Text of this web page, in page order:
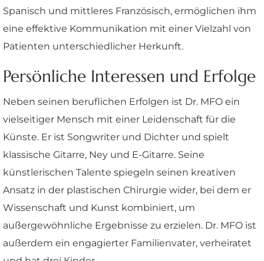
Spanisch und mittleres Französisch, ermöglichen ihm
eine effektive Kommunikation mit einer Vielzahl von
Patienten unterschiedlicher Herkunft.
Persönliche Interessen und Erfolge
Neben seinen beruflichen Erfolgen ist Dr. MFO ein
vielseitiger Mensch mit einer Leidenschaft für die
Künste. Er ist Songwriter und Dichter und spielt
klassische Gitarre, Ney und E-Gitarre. Seine
künstlerischen Talente spiegeln seinen kreativen
Ansatz in der plastischen Chirurgie wider, bei dem er
Wissenschaft und Kunst kombiniert, um
außergewöhnliche Ergebnisse zu erzielen. Dr. MFO ist
außerdem ein engagierter Familienvater, verheiratet